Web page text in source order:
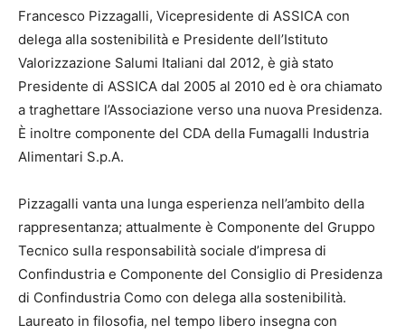
Francesco Pizzagalli, Vicepresidente di ASSICA con
delega alla sostenibilità e Presidente dell’Istituto
Valorizzazione Salumi Italiani dal 2012, è già stato
Presidente di ASSICA dal 2005 al 2010 ed è ora chiamato
a traghettare l’Associazione verso una nuova Presidenza.
È inoltre componente del CDA della Fumagalli Industria
Alimentari S.p.A.
Pizzagalli vanta una lunga esperienza nell’ambito della
rappresentanza; attualmente è Componente del Gruppo
Tecnico sulla responsabilità sociale d’impresa di
Confindustria e Componente del Consiglio di Presidenza
di Confindustria Como con delega alla sostenibilità.
Laureato in filosofia, nel tempo libero insegna con